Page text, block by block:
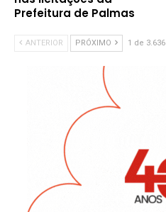
Prefeitura de Palmas
ANTERIOR PRÓXIMO 1 de 3.636